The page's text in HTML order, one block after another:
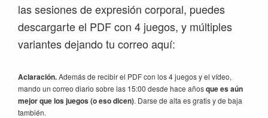
las sesiones de expresión corporal, puedes
descargarte el PDF con 4 juegos, y múltiples
variantes dejando tu correo aquí:
Aclaración.Además de recibir el PDF con los 4 juegos y el vídeo,
mando un correo diario sobre las 15:00 desde hace añosque es aún
mejor que los juegos (o eso dicen). Darse de alta es gratis y de baja
también.